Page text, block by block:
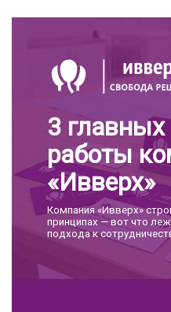
3
работы
«Ивверх»
Компания «Ивверх»
принципах — вот что
подхода к